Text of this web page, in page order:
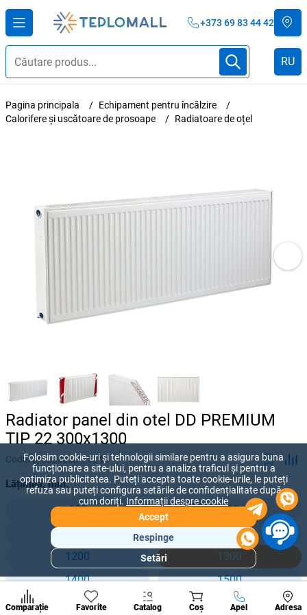
+373 69 83 44 42
RU
Pagina principala
Echipament pentru încălzire
Calorifere și uscătoare de prosoape
Radiatoare de oțel
Radiator panel din otel DD PREMIUM
TIP 22 300x1300
Codul produsului:75045
Lățimea, mm:
600
800
1000
1200
1300
1400
1500
1600
1800
Comparație Favorite Catalog Coș Apel Adresa
A suna
Secțiuni
populare
de
Folosim cookie-uri și tehnologii similare pentru a asigura buna
funcționare a site-ului, pentru a analiza traficul și pentru a
optimiza publicitatea. Puteți accepta toate cookie-urile, le puteți
refuza sau puteți configura setările de confidențialitate după
cum doriți. Informații despre cookie
Accept
Respinge
Setări